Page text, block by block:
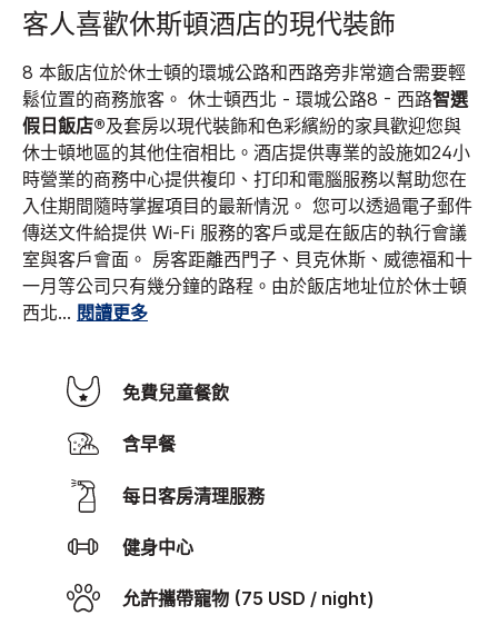
客人喜歡休斯頓酒店的現代裝飾
8 本飯店位於休士頓的環城公路和西路旁非常適合需要輕
鬆位置的商務旅客。 休士頓西北 - 環城公路8 - 西路智選
假日飯店®及套房以現代裝飾和色彩繽紛的家具歡迎您與
休士頓地區的其他住宿相比。 酒店提供專業的設施如24小
時營業的商務中心提供複印、打印和電腦服務以幫助您在
入住期間隨時掌握項目的最新情況。 您可以透過電子郵件
傳送文件給提供 Wi-Fi 服務的客戶或是在飯店的執行會議
室與客戶會面。 房客距離西門子、貝克休斯、威德福和十
一月等公司只有幾分鐘的路程。 由於飯店地址位於休士頓
西北... 閱讀更多
免費兒童餐飲
含早餐
每日客房清理服務
健身中心
允許攜帶寵物 (75 USD / night)